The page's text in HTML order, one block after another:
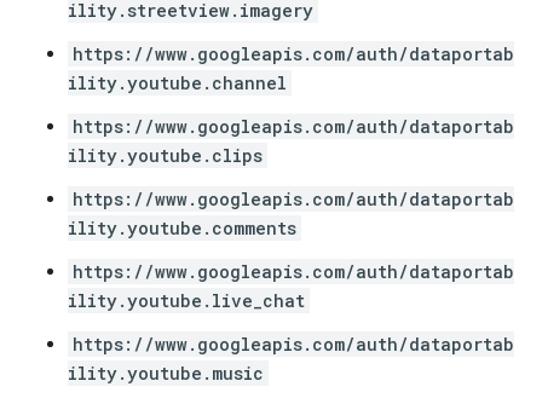
ility.streetview.imagery
https://www.googleapis.com/auth/dataportab
ility.youtube.channel
https://www.googleapis.com/auth/dataportab
ility.youtube.clips
https://www.googleapis.com/auth/dataportab
ility.youtube.comments
https://www.googleapis.com/auth/dataportab
ility.youtube.live_chat
https://www.googleapis.com/auth/dataportab
ility.youtube.music